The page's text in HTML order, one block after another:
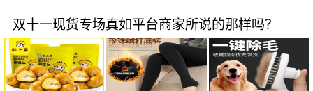
双十一现货专场真如平台商家所说的那样吗？